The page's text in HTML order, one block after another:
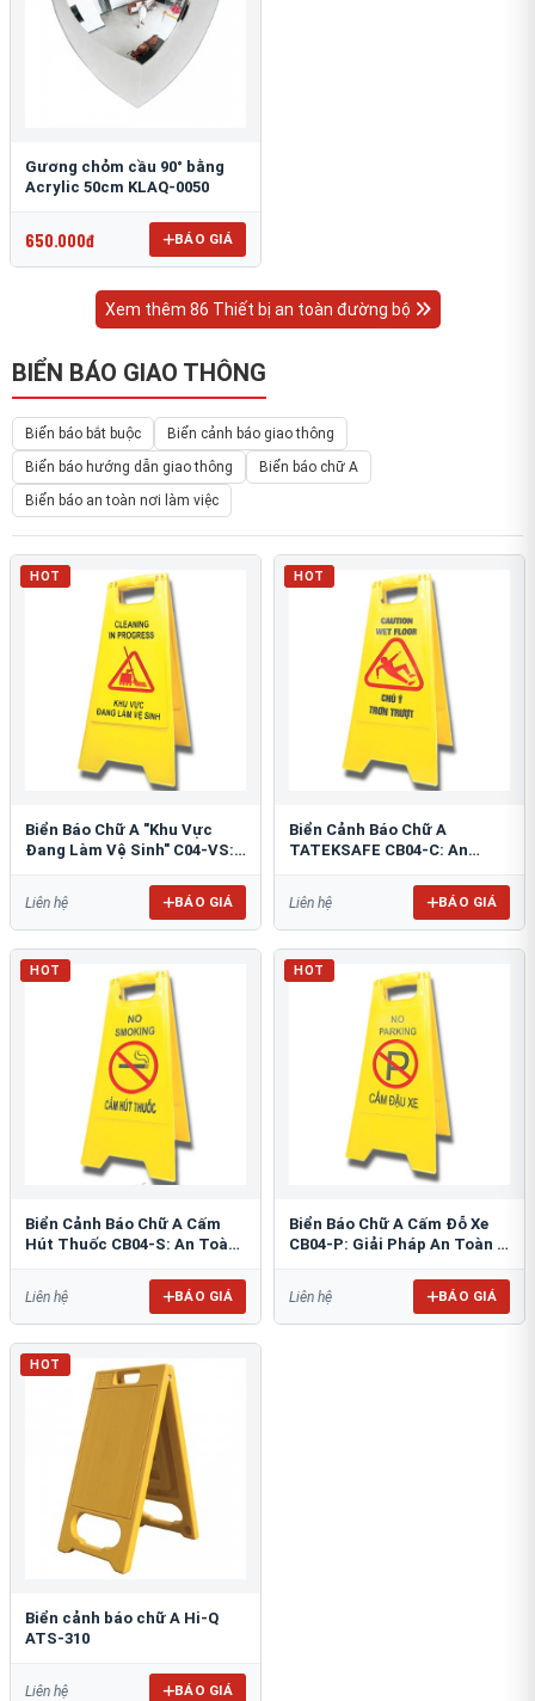
Gương chỏm cầu 90° bằng
Acrylic 50cm KLAQ-0050
650.000đ BÁO GIÁ
Xem thêm 86 Thiết bị an toàn đường bộ
BIỂN BÁO GIAO THÔNG
Biển báo bắt buộc
Biển cảnh báo giao thông
Biển báo hướng dẫn giao thông
Biển báo chữ A
Biển báo an toàn nơi làm việc
HOT
Biển Báo Chữ A "Khu Vực
Đang Làm Vệ Sinh" C04-VS:
Liên hệ BÁO GIÁ
HOT
Biển Cảnh Báo Chữ A
TATEKSAFE CB04-C: An
Liên hệ BÁO GIÁ
HOT
Biển Cảnh Báo Chữ A Cấm
Hút Thuốc CB04-S: An Toàn
Liên hệ BÁO GIÁ
HOT
Biển Báo Chữ A Cấm Đỗ Xe
CB04-P: Giải Pháp An Toàn &
Liên hệ BÁO GIÁ
HOT
Biển cảnh báo chữ A Hi-Q
ATS-310
Liên hệ BÁO GIÁ